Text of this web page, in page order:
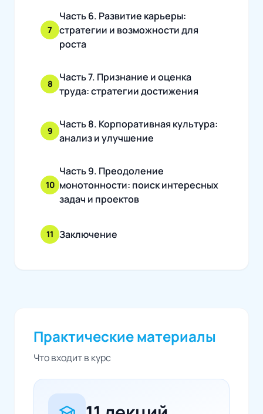
7
Часть 6. Развитие карьеры:
стратегии и возможности для
роста
8
Часть 7. Признание и оценка
труда: стратегии достижения
9
Часть 8. Корпоративная культура:
анализ и улучшение
10
Часть 9. Преодоление
монотонности: поиск интересных
задач и проектов
11 Заключение
Практические материалы
Что входит в курс